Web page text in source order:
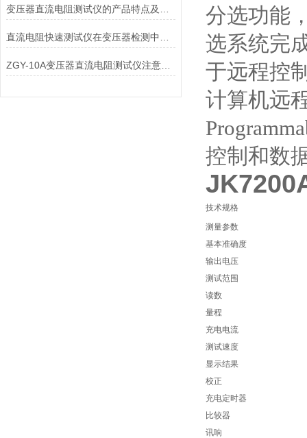
ZGY-10A变压器直流电阻测试仪注意事项
分选功能
选系统完
于远程控
计算机远
控制和数
技术规格
测量参数
基本准确度
输出电压
测试范围
读数
量程
充电电流
测试速度
显示结果
校正
充电定时器
比较器
讯响